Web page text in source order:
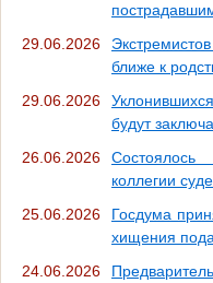
29.06.2026
ближе к
29.06.2026
будут
26.06.2026
коллегии
25.06.2026
Госдума
хищения
24.06.2026